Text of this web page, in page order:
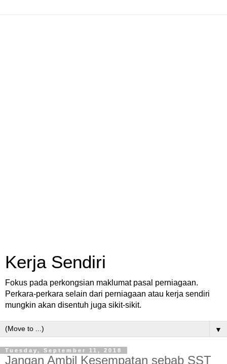
Kerja Sendiri
Fokus pada perkongsian maklumat pasal perniagaan.
Perkara-perkara selain dari perniagaan atau kerja sendiri
mungkin akan disentuh juga sikit-sikit.
▼
Tuesday, September 11, 2018
Jangan Ambil Kesempatan sebab SST